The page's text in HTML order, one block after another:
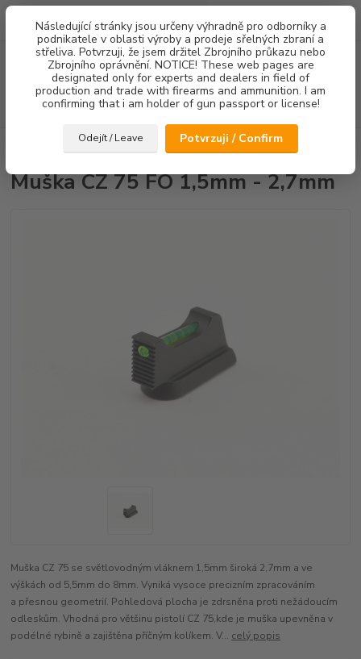
Následující stránky jsou určeny výhradně pro odborníky a
podnikatele v oblasti výroby a prodeje sřelných zbraní a
střeliva. Potvrzuji, že jsem držitel Zbrojního průkazu nebo
Zbrojního oprávnění. NOTICE! These web pages are
designated only for experts and dealers in field of
production and trade with firearms and ammunition. I am
confirming that i am holder of gun passport or license!
Odejít / Leave Potvrzuji / Confirm
Menu
Hledat
za0,00 Kč
Muška CZ 75 FO 1,5mm - 2,7mm
Muška CZ 75 FO 1,5mm - 2,7mm
Muška CZ 75 se světlovodným vláknem 1,5mm široká 2,7mm a ve
výškách od 5,5mm do 8mm. Vyniká vysoce precizním zpracováním
a přesnou geometrií. Pohledová plocha je zdrsněna proti nežádoucím
odleskům. Vhodná pro většinu pistolí CZ 75,kde je muška upevněna v
podélné rybině a zajištěna příčným kolíkem. V... celý popis